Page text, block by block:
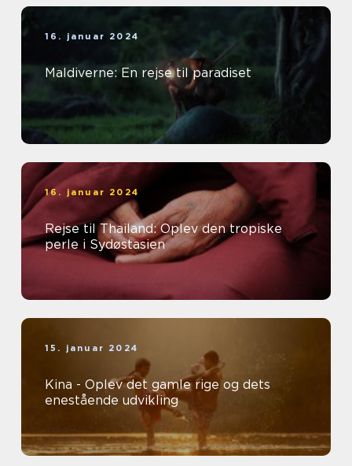
16. januar 2024
Maldiverne: En rejse til paradiset
16. januar 2024
Rejse til Thailand: Oplev den tropiske
perle i Sydøstasien
15. januar 2024
Kina - Oplev det gamle rige og dets
enestående udvikling